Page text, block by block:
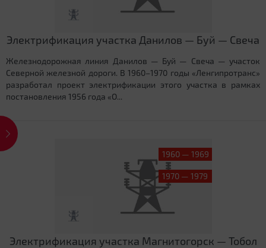
Электрификация участка Данилов — Буй — Свеча
Железнодорожная линия Данилов — Буй — Свеча — участок
Северной железной дороги. В 1960–1970 годы «Ленгипротранс»
разработал проект электрификации этого участка в рамках
постановления 1956 года «О...
1960 — 1969
1970 — 1979
Электрификация участка Магнитогорск — Тобол